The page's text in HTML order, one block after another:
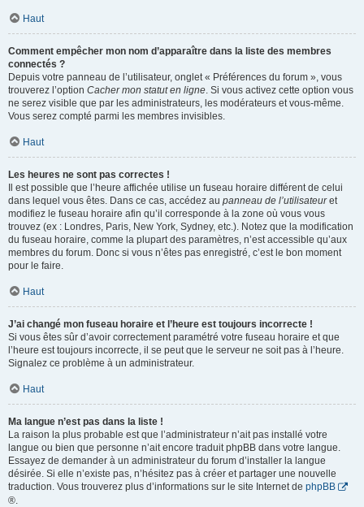
Haut
Comment empêcher mon nom d’apparaître dans la liste des membres
connectés ?
Depuis votre panneau de l’utilisateur, onglet « Préférences du forum », vous
trouverez l’option Cacher mon statut en ligne. Si vous activez cette option vous
ne serez visible que par les administrateurs, les modérateurs et vous-même.
Vous serez compté parmi les membres invisibles.
Haut
Les heures ne sont pas correctes !
Il est possible que l’heure affichée utilise un fuseau horaire différent de celui
dans lequel vous êtes. Dans ce cas, accédez au panneau de l’utilisateuret
modifiez le fuseau horaire afin qu’il corresponde à la zone où vous vous
trouvez (ex : Londres, Paris, New York, Sydney, etc.). Notez que la modification
du fuseau horaire, comme la plupart des paramètres, n’est accessible qu’aux
membres du forum. Donc si vous n’êtes pas enregistré, c’est le bon moment
pour le faire.
Haut
J’ai changé mon fuseau horaire et l’heure est toujours incorrecte !
Si vous êtes sûr d’avoir correctement paramétré votre fuseau horaire et que
l’heure est toujours incorrecte, il se peut que le serveur ne soit pas à l’heure.
Signalez ce problème à un administrateur.
Haut
Ma langue n’est pas dans la liste !
La raison la plus probable est que l’administrateur n’ait pas installé votre
langue ou bien que personne n’ait encore traduit phpBB dans votre langue.
Essayez de demander à un administrateur du forum d’installer la langue
désirée. Si elle n’existe pas, n’hésitez pas à créer et partager une nouvelle
traduction. Vous trouverez plus d’informations sur le site Internet de phpBB
®.